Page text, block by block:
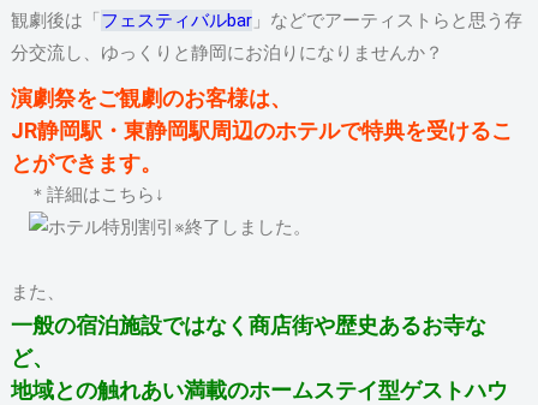
観劇後は「フェスティバルbar」などでアーティストらと思う存
分交流し、ゆっくりと静岡にお泊りになりませんか？
演劇祭をご観劇のお客様は、
JR静岡駅・東静岡駅周辺のホテルで特典を受けるこ
とができます。
＊詳細はこちら↓
※終了しました。
また、
一般の宿泊施設ではなく商店街や歴史あるお寺な
ど、
地域との触れあい満載のホームステイ型ゲストハウ